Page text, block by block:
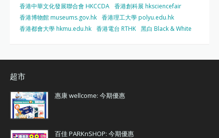
香港中華文化發展聯合會 HKCCDA 香港創科展 hksciencefair
香港博物館 museums.gov.hk 香港理工大學 polyu.edu.hk
香港都會大學 hkmu.edu.hk 香港電台 RTHK 黑白 Black & White
超市
惠康 wellcome: 今期優惠
百佳 PARKnSHOP: 今期優惠